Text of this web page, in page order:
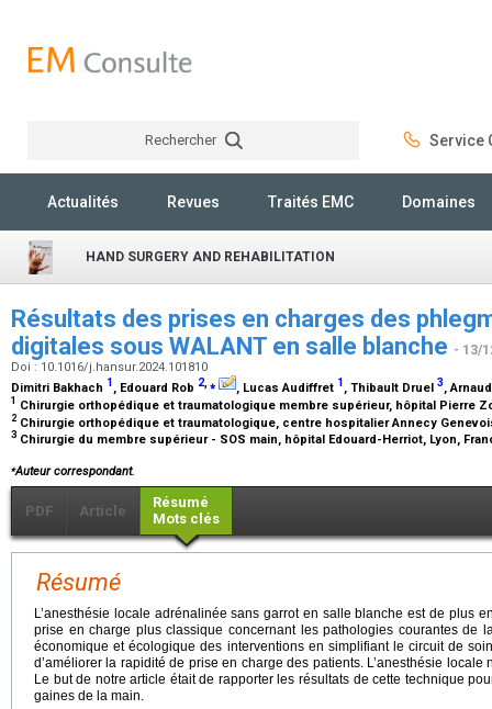
Rechercher Service
Actualités Revues Traités EMC Domaines
HAND SURGERY AND REHABILITATION
Résultats des prises en charges des
digitales sous WALANT en salle blanche - 13/
Doi : 10.1016/j.hansur.2024.101810
Dimitri Bakhach 1 , Edouard Rob 2,⁎ , Lucas Audiffret 1 , Thibault Druel 3,
1 Chirurgie orthopédique et traumatologique membre supérieur, hôpital Pierre
2 Chirurgie orthopédique et traumatologique, centre hospitalier Annecy
3 Chirurgie du membre supérieur - SOS main, hôpital Edouard-Herriot, Lyon,
⁎Auteur correspondant.
PDF Article
Résumé
Mots clés
Résumé
L’anesthésie locale adrénalinée sans garrot en salle blanche est de plus
prise en charge plus classique concernant les pathologies courantes de
économique et écologique des interventions en simplifiant le circuit de
d’améliorer la rapidité de prise en charge des patients. L’anesthésie locale
Le but de notre article était de rapporter les résultats de cette technique
gaines de la main.